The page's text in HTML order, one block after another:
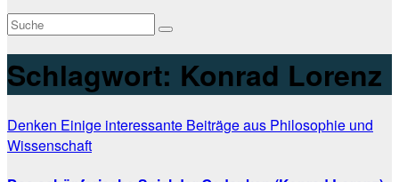
Schlagwort: Konrad Lorenz
Denken Einige interessante Beiträge aus Philosophie und
Wissenschaft